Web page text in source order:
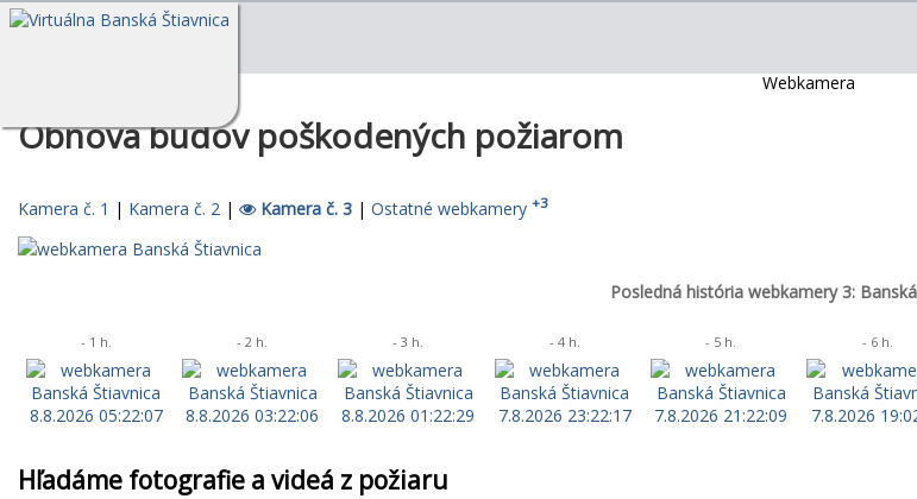
Obnova budov poškodených požiarom
Kamera č. 1 | Kamera č. 2 | Kamera č. 3 | Ostatné webkamery +3
Posledná história webkamery 3:
- 1 h. - 2 h. - 3 h. - 4 h. - 5 h. - 6 h.
Hľadáme fotografie a videá z požiaru